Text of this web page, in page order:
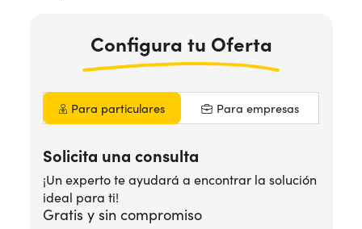
¿Necesitas ayuda? +34672028071
Configura tu Oferta
Para particulares Para empresas
Solicita una consulta
¡Un experto te ayudará a encontrar la solución
ideal para ti!
Gratis y sin compromiso